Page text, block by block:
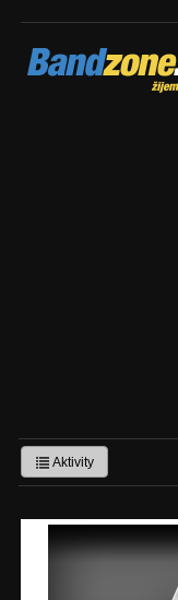
Bandzone.cz
žijeme hudbou
Aktivity